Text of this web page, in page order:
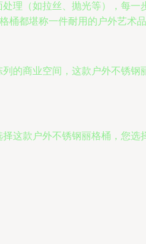
理（如拉丝、抛光等），每
桶都堪称一件耐用的户外艺术品
的商业空间，这款户外不锈
这款户外不锈钢丽格桶，您